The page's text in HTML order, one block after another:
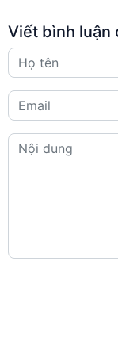
Viết bình luận